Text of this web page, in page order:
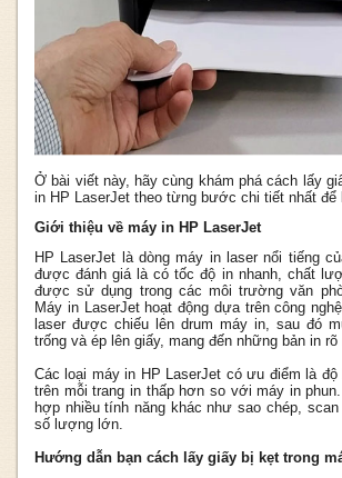
Ở bài viết này, hãy cùng khám phá cách lấy
in HP LaserJet theo từng bước chi tiết nhất để
Giới thiệu về máy in HP LaserJet
HP LaserJet là dòng máy in laser nổi tiếng
được đánh giá là có tốc độ in nhanh, chất
được sử dụng trong các môi trường văn
Máy in LaserJet hoạt động dựa trên công
laser được chiếu lên drum máy in, sau đó
trống và ép lên giấy, mang đến những bản in rõ
Các loại máy in HP LaserJet có ưu điểm là
trên mỗi trang in thấp hơn so với máy in
hợp nhiều tính năng khác như sao chép,
số lượng lớn.
Hướng dẫn bạn cách lấy giấy bị kẹt trong